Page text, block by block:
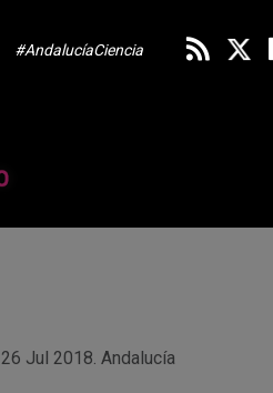
#AndalucíaCiencia
26 Jul 2018. Andalucía